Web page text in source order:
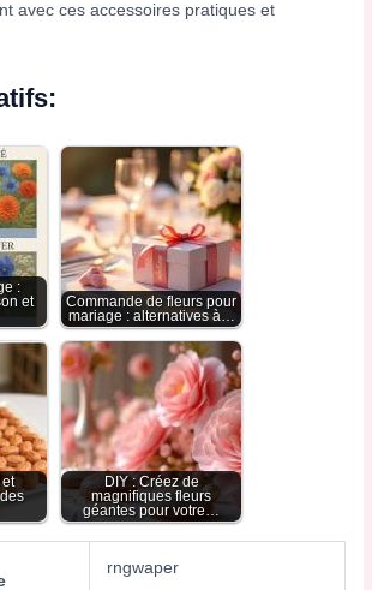
avec ces accessoires pratiques et
:
et
Commande de fleurs pour
mariage : alternatives à…
DIY : Créez de
magnifiques fleurs
géantes pour votre…
rngwaper